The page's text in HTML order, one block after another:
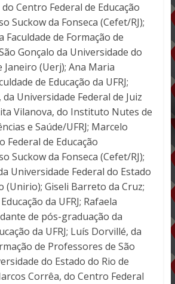
Centro Federal de Educação
Suckow da Fonseca (Cefet/RJ);
Faculdade de Formação de
Gonçalo da Universidade do
Janeiro (Uerj); Ana Maria
de Educação da UFRJ;
Universidade Federal de Juiz
Vilanova, do Instituto Nutes de
e Saúde/UFRJ; Marcelo
Federal de Educação
Suckow da Fonseca (Cefet/RJ);
Universidade Federal do Estado
(Unirio); Giseli Barreto da Cruz;
da UFRJ; Rafaela
de pós-graduação da
da UFRJ; Luís Dorvillé, da
de Professores de São
do Estado do Rio de
Corrêa, do Centro Federal